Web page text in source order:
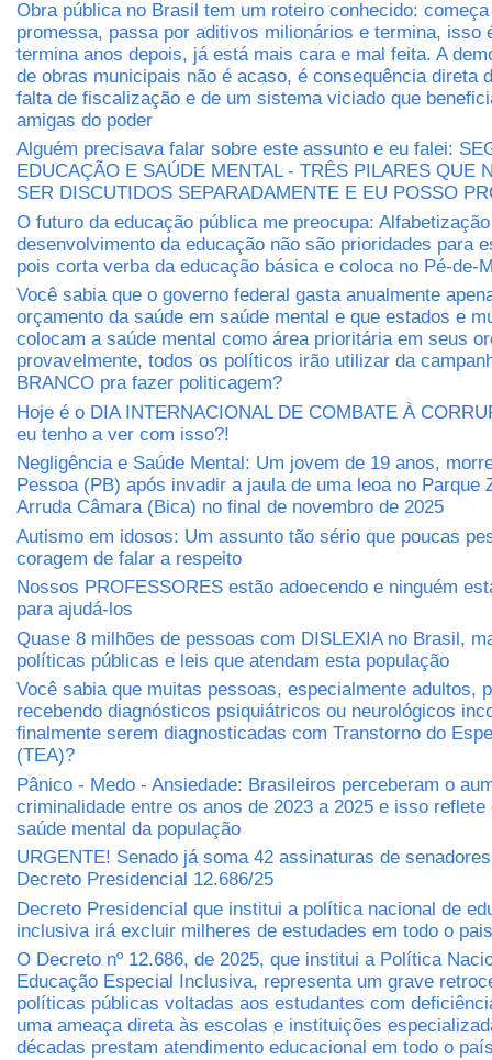
Obra pública no Brasil tem um roteiro conhecido:
promessa, passa por aditivos milionários e termina, isso
termina anos depois, já está mais cara e mal feita. A
de obras municipais não é acaso, é consequência direta
falta de fiscalização e de um sistema viciado que
amigas do poder
Alguém precisava falar sobre este assunto e eu falei:
EDUCAÇÃO E SAÚDE MENTAL - TRÊS PILARES QUE
SER DISCUTIDOS SEPARADAMENTE E EU POSSO
O futuro da educação pública me preocupa:
desenvolvimento da educação não são prioridades para
pois corta verba da educação básica e coloca no Pé-de-
Você sabia que o governo federal gasta anualmente
orçamento da saúde em saúde mental e que estados e
colocam a saúde mental como área prioritária em seus
provavelmente, todos os políticos irão utilizar da
BRANCO pra fazer politicagem?
Hoje é o DIA INTERNACIONAL DE COMBATE À
eu tenho a ver com isso?!
Negligência e Saúde Mental: Um jovem de 19 anos,
Pessoa (PB) após invadir a jaula de uma leoa no Parque
Arruda Câmara (Bica) no final de novembro de 2025
Autismo em idosos: Um assunto tão sério que poucas
coragem de falar a respeito
Nossos PROFESSORES estão adoecendo e ninguém
para ajudá-los
Quase 8 milhões de pessoas com DISLEXIA no Brasil,
políticas públicas e leis que atendam esta população
Você sabia que muitas pessoas, especialmente adultos,
recebendo diagnósticos psiquiátricos ou neurológicos
finalmente serem diagnosticadas com Transtorno do
(TEA)?
Pânico - Medo - Ansiedade: Brasileiros perceberam o
criminalidade entre os anos de 2023 a 2025 e isso reflete
saúde mental da população
URGENTE! Senado já soma 42 assinaturas de
Decreto Presidencial 12.686/25
Decreto Presidencial que institui a política nacional de
inclusiva irá excluir milheres de estudades em todo o pais
O Decreto nº 12.686, de 2025, que institui a Política
Educação Especial Inclusiva, representa um grave
políticas públicas voltadas aos estudantes com
uma ameaça direta às escolas e instituições
décadas prestam atendimento educacional em todo o